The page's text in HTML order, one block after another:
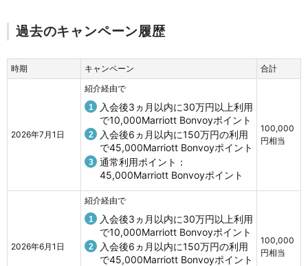
過去のキャンペーン履歴
時期 キャンペーン 合計
2026年7月1日
紹介経由で
入会後3ヵ月以内に30万円以上利用
で10,000Marriott Bonvoyポイント
入会後6ヵ月以内に150万円の利用
で45,000Marriott Bonvoyポイント
通常利用ポイント：
45,000Marriott Bonvoyポイント
100,000
円相当
2026年6月1日
紹介経由で
入会後3ヵ月以内に30万円以上利用
で10,000Marriott Bonvoyポイント
入会後6ヵ月以内に150万円の利用
で45,000Marriott Bonvoyポイント
100,000
円相当